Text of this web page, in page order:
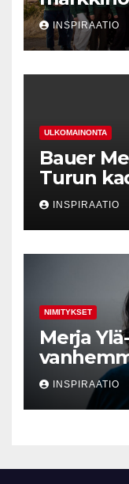
Valve
INSPIRAATIO
ULKOMAINONTA
Bauer
Turun
INSPIRAATIO
NIMITYKSET
Merja
INSPIRAATIO